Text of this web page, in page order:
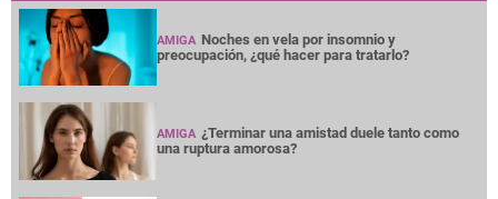
AMIGA Noches en vela por insomnio y
preocupación, ¿qué hacer para tratarlo?
AMIGA ¿Terminar una amistad duele tanto como
una ruptura amorosa?